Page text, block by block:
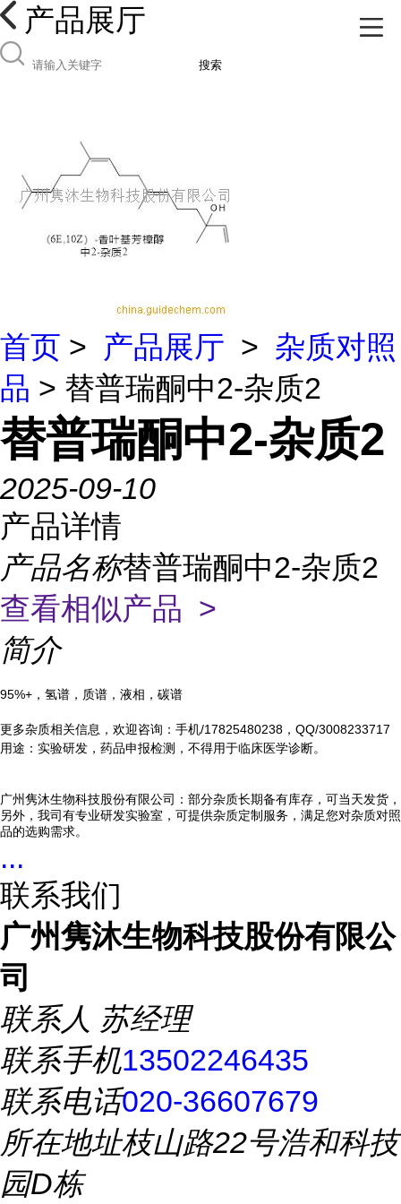
产品展厅
搜索
首页 > 产品展厅 > 杂质对照
品 > 替普瑞酮中2-杂质2
替普瑞酮中2-杂质2
2025-09-10
产品详情
产品名称替普瑞酮中2-杂质2
查看相似产品 >
简介
95%+，氢谱，质谱，液相，碳谱
更多杂质相关信息，欢迎咨询：手机/17825480238，QQ/3008233717
用途：实验研发，药品申报检测，不得用于临床医学诊断。
广州隽沐生物科技股份有限公司：部分杂质长期备有库存，可当天发货，
另外，我司有专业研发实验室，可提供杂质定制服务，满足您对杂质对照
品的选购需求。
...
联系我们
广州隽沐生物科技股份有限公
司
联系人 苏经理
联系手机13502246435
联系电话020-36607679
所在地址枝山路22号浩和科技
园D栋